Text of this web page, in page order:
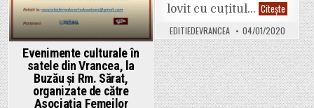
Evenimente culturale în
satele din Vrancea, la
Buzău și Rm. Sărat,
organizate de către
Asociația Femeilor
lovit cu cuțitul… Citește ULTIMA
ORĂ:
Posibilă
crimă
la
Vidra
(sat
Irești).
Un
tânăr
de
EDITIEDEVRANCEA 04/01/2020